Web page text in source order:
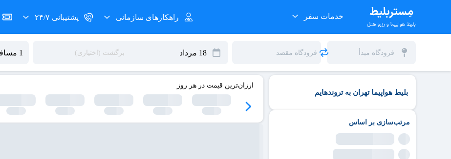
خدمات سفر راهکارهای سازمانی پشتیبانی ۲۴/۷
بلیط هواپیما تهران به تروندهایم
مرتب‌سازی بر اساس
ارزان‌ترین قیمت در هر روز